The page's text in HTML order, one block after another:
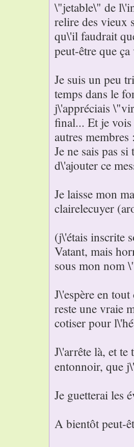
\"jetable\" de
relire des vieux
qu\'il faudrait
peut-être que
Je suis un peu
temps dans le
j\'appréciais
final... Et je
autres membres
Je ne sais pas
d\'ajouter ce
Je laisse mon
clairelecuyer
(j\'étais inscrite
Vatant, mais
sous mon nom
J\'espère en
reste une vraie
cotiser pour
J\'arrête là, et
entonnoir, que
Je guetterai les
A bientôt peut-